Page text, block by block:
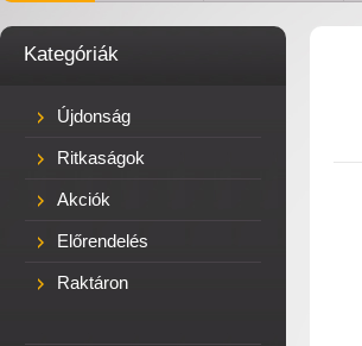
Kategóriák
Újdonság
Ritkaságok
Akciók
Előrendelés
Raktáron